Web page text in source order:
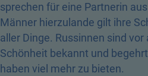
sprechen für eine Partnerin
Männer hierzulande gilt ihre
aller Dinge. Russinnen sind
Schönheit bekannt und
haben viel mehr zu bieten.